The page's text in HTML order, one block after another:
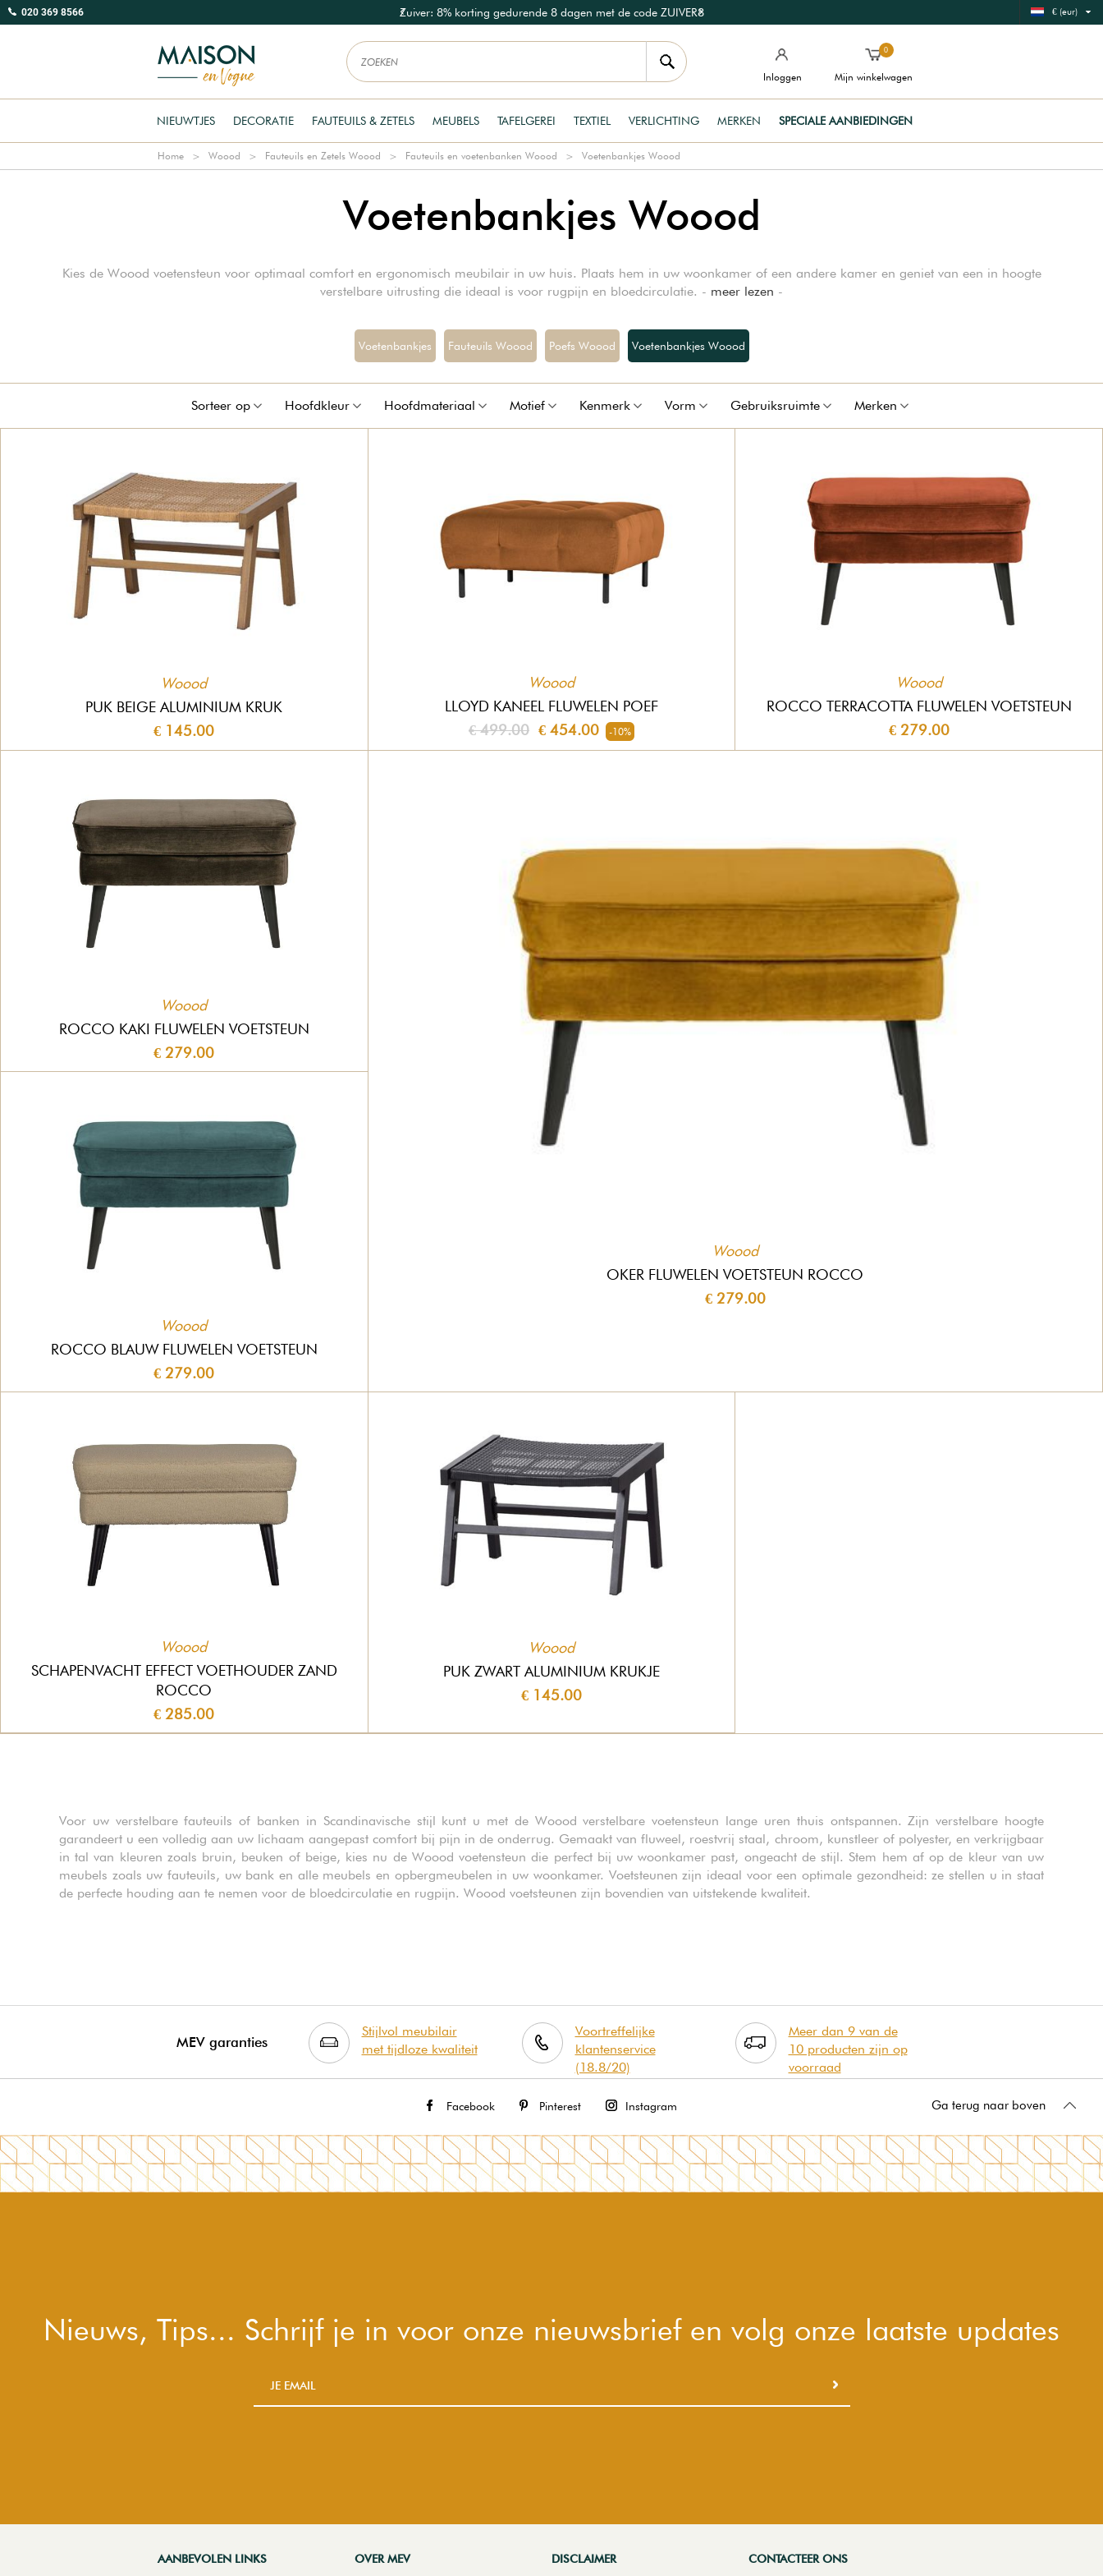
020 369 8566 Zuiver: 8% korting gedurende 8 dagen met de code ZUIVER8 € (eur)
Inloggen
0
Mijn winkelwagen
NIEUWTJES DECORATIE FAUTEUILS & ZETELS MEUBELS TAFELGEREI TEXTIEL VERLICHTING MERKEN SPECIALE AANBIEDINGEN
Home Woood Fauteuils en Zetels Woood Fauteuils en voetenbanken Woood Voetenbankjes Woood
Voetenbankjes Woood
Kies de Woood voetensteun voor optimaal comfort en ergonomisch meubilair in uw huis. Plaats hem in uw woonkamer of een andere kamer en geniet van een in hoogte
verstelbare uitrusting die ideaal is voor rugpijn en bloedcirculatie. - meer lezen -
Voetenbankjes Fauteuils Woood Poefs Woood Voetenbankjes Woood
Sorteer op Hoofdkleur Hoofdmateriaal Motief Kenmerk Vorm Gebruiksruimte Merken
Woood
PUK BEIGE ALUMINIUM KRUK
€ 145.00
Woood
LLOYD KANEEL FLUWELEN POEF
€ 499.00€ 454.00 -10%
Woood
ROCCO TERRACOTTA FLUWELEN VOETSTEUN
€ 279.00
Woood
ROCCO KAKI FLUWELEN VOETSTEUN
€ 279.00
Woood
OKER FLUWELEN VOETSTEUN ROCCO
€ 279.00
Woood
ROCCO BLAUW FLUWELEN VOETSTEUN
€ 279.00
Woood
SCHAPENVACHT EFFECT VOETHOUDER ZAND
ROCCO
€ 285.00
Woood
PUK ZWART ALUMINIUM KRUKJE
€ 145.00
Voor uw verstelbare fauteuils of banken in Scandinavische stijl kunt u met de Woood verstelbare voetensteun lange uren thuis ontspannen. Zijn verstelbare hoogte
garandeert u een volledig aan uw lichaam aangepast comfort bij pijn in de onderrug. Gemaakt van fluweel, roestvrij staal, chroom, kunstleer of polyester, en verkrijgbaar
in tal van kleuren zoals bruin, beuken of beige, kies nu de Woood voetensteun die perfect bij uw woonkamer past, ongeacht de stijl. Stem hem af op de kleur van uw
meubels zoals uw fauteuils, uw bank en alle meubels en opbergmeubelen in uw woonkamer. Voetsteunen zijn ideaal voor een optimale gezondheid: ze stellen u in staat
de perfecte houding aan te nemen voor de bloedcirculatie en rugpijn. Woood voetsteunen zijn bovendien van uitstekende kwaliteit.
MEV garanties
Stijlvol meubilair
met tijdloze kwaliteit
Voortreffelijke
klantenservice
(18.8/20)
Meer dan 9 van de
10 producten zijn op
voorraad
Facebook Pinterest Instagram Ga terug naar boven
Nieuws, Tips... Schrijf je in voor onze nieuwsbrief en volg onze laatste updates
AANBEVOLEN LINKS OVER MEV DISCLAIMER CONTACTEER ONS